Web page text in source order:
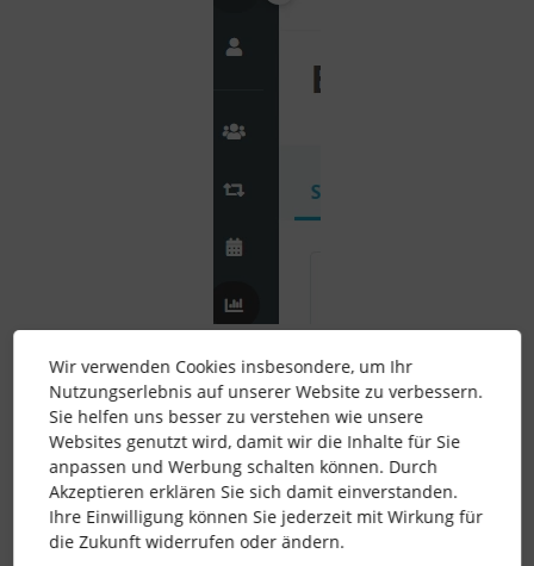
2 Menschen gefällt dies
HRLoki AUTOR*IN Forum|Forum|3 years ago
Wir verwenden Cookies insbesondere, um Ihr
Nutzungserlebnis auf unserer Website zu verbessern.
Sie helfen uns besser zu verstehen wie unsere
Websites genutzt wird, damit wir die Inhalte für Sie
anpassen und Werbung schalten können. Durch
Akzeptieren erklären Sie sich damit einverstanden.
Ihre Einwilligung können Sie jederzeit mit Wirkung für
die Zukunft widerrufen oder ändern.